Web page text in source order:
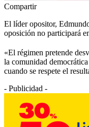
Compartir
El líder opositor,
oposición no participará
«El régimen pretende
la comunidad
cuando se respete el
- Publicidad -